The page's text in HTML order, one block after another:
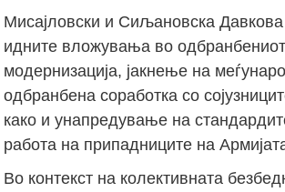
Мисајловски и Сиљановска Давкова
идните вложувања во
модернизација, јакнење на
одбранбена соработка со
како и унапредување на
работа на припадниците на
Во контекст на колективната